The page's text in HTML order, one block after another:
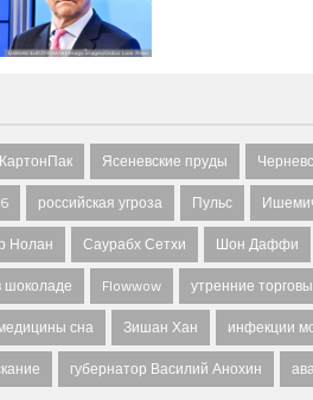
Ясеневские пруды
российская угроза Пульс
Нолан
Саурабх Сетхи
Шон Даффи
шоколаде
Flowwow
утренние
сна
Зишан Хан
инфекции
губернатор Василий Анохин